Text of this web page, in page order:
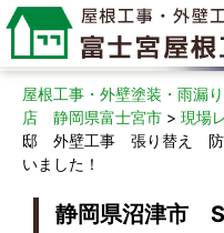
現場レポート
屋根工事・外壁塗装・雨漏
店 静岡県富士宮市 > 現場
邸 外壁工事 張り替え 防
いました！
静岡県沼津市